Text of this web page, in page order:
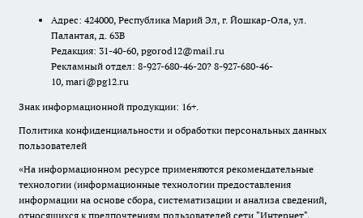
Адрес: 424000, Республика Марий Эл, г. Йошкар-Ола, ул.
Палантая, д. 63В
Редакция: 31-40-60, pgorod12@mail.ru
Рекламный отдел: 8-927-680-46-20? 8-927-680-46-
10, mari@pg12.ru
Знак информационной продукции: 16+.
Политика конфиденциальности и обработки персональных данных
пользователей
«На информационном ресурсе применяются рекомендательные
технологии (информационные технологии предоставления
информации на основе сбора, систематизации и анализа сведений,
относящихся к предпочтениям пользователей сети "Интернет",